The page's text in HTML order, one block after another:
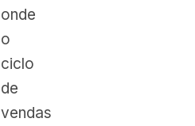
onde
o
ciclo
de
vendas